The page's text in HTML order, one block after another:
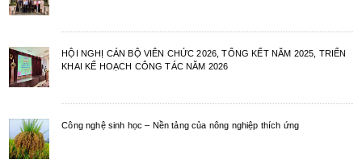
HỘI NGHỊ CÁN BỘ VIÊN CHỨC 2026, TỔNG KẾT NĂM 2025, TRIỂN
KHAI KẾ HOẠCH CÔNG TÁC NĂM 2026
Công nghệ sinh học – Nền tảng của nông nghiệp thích ứng